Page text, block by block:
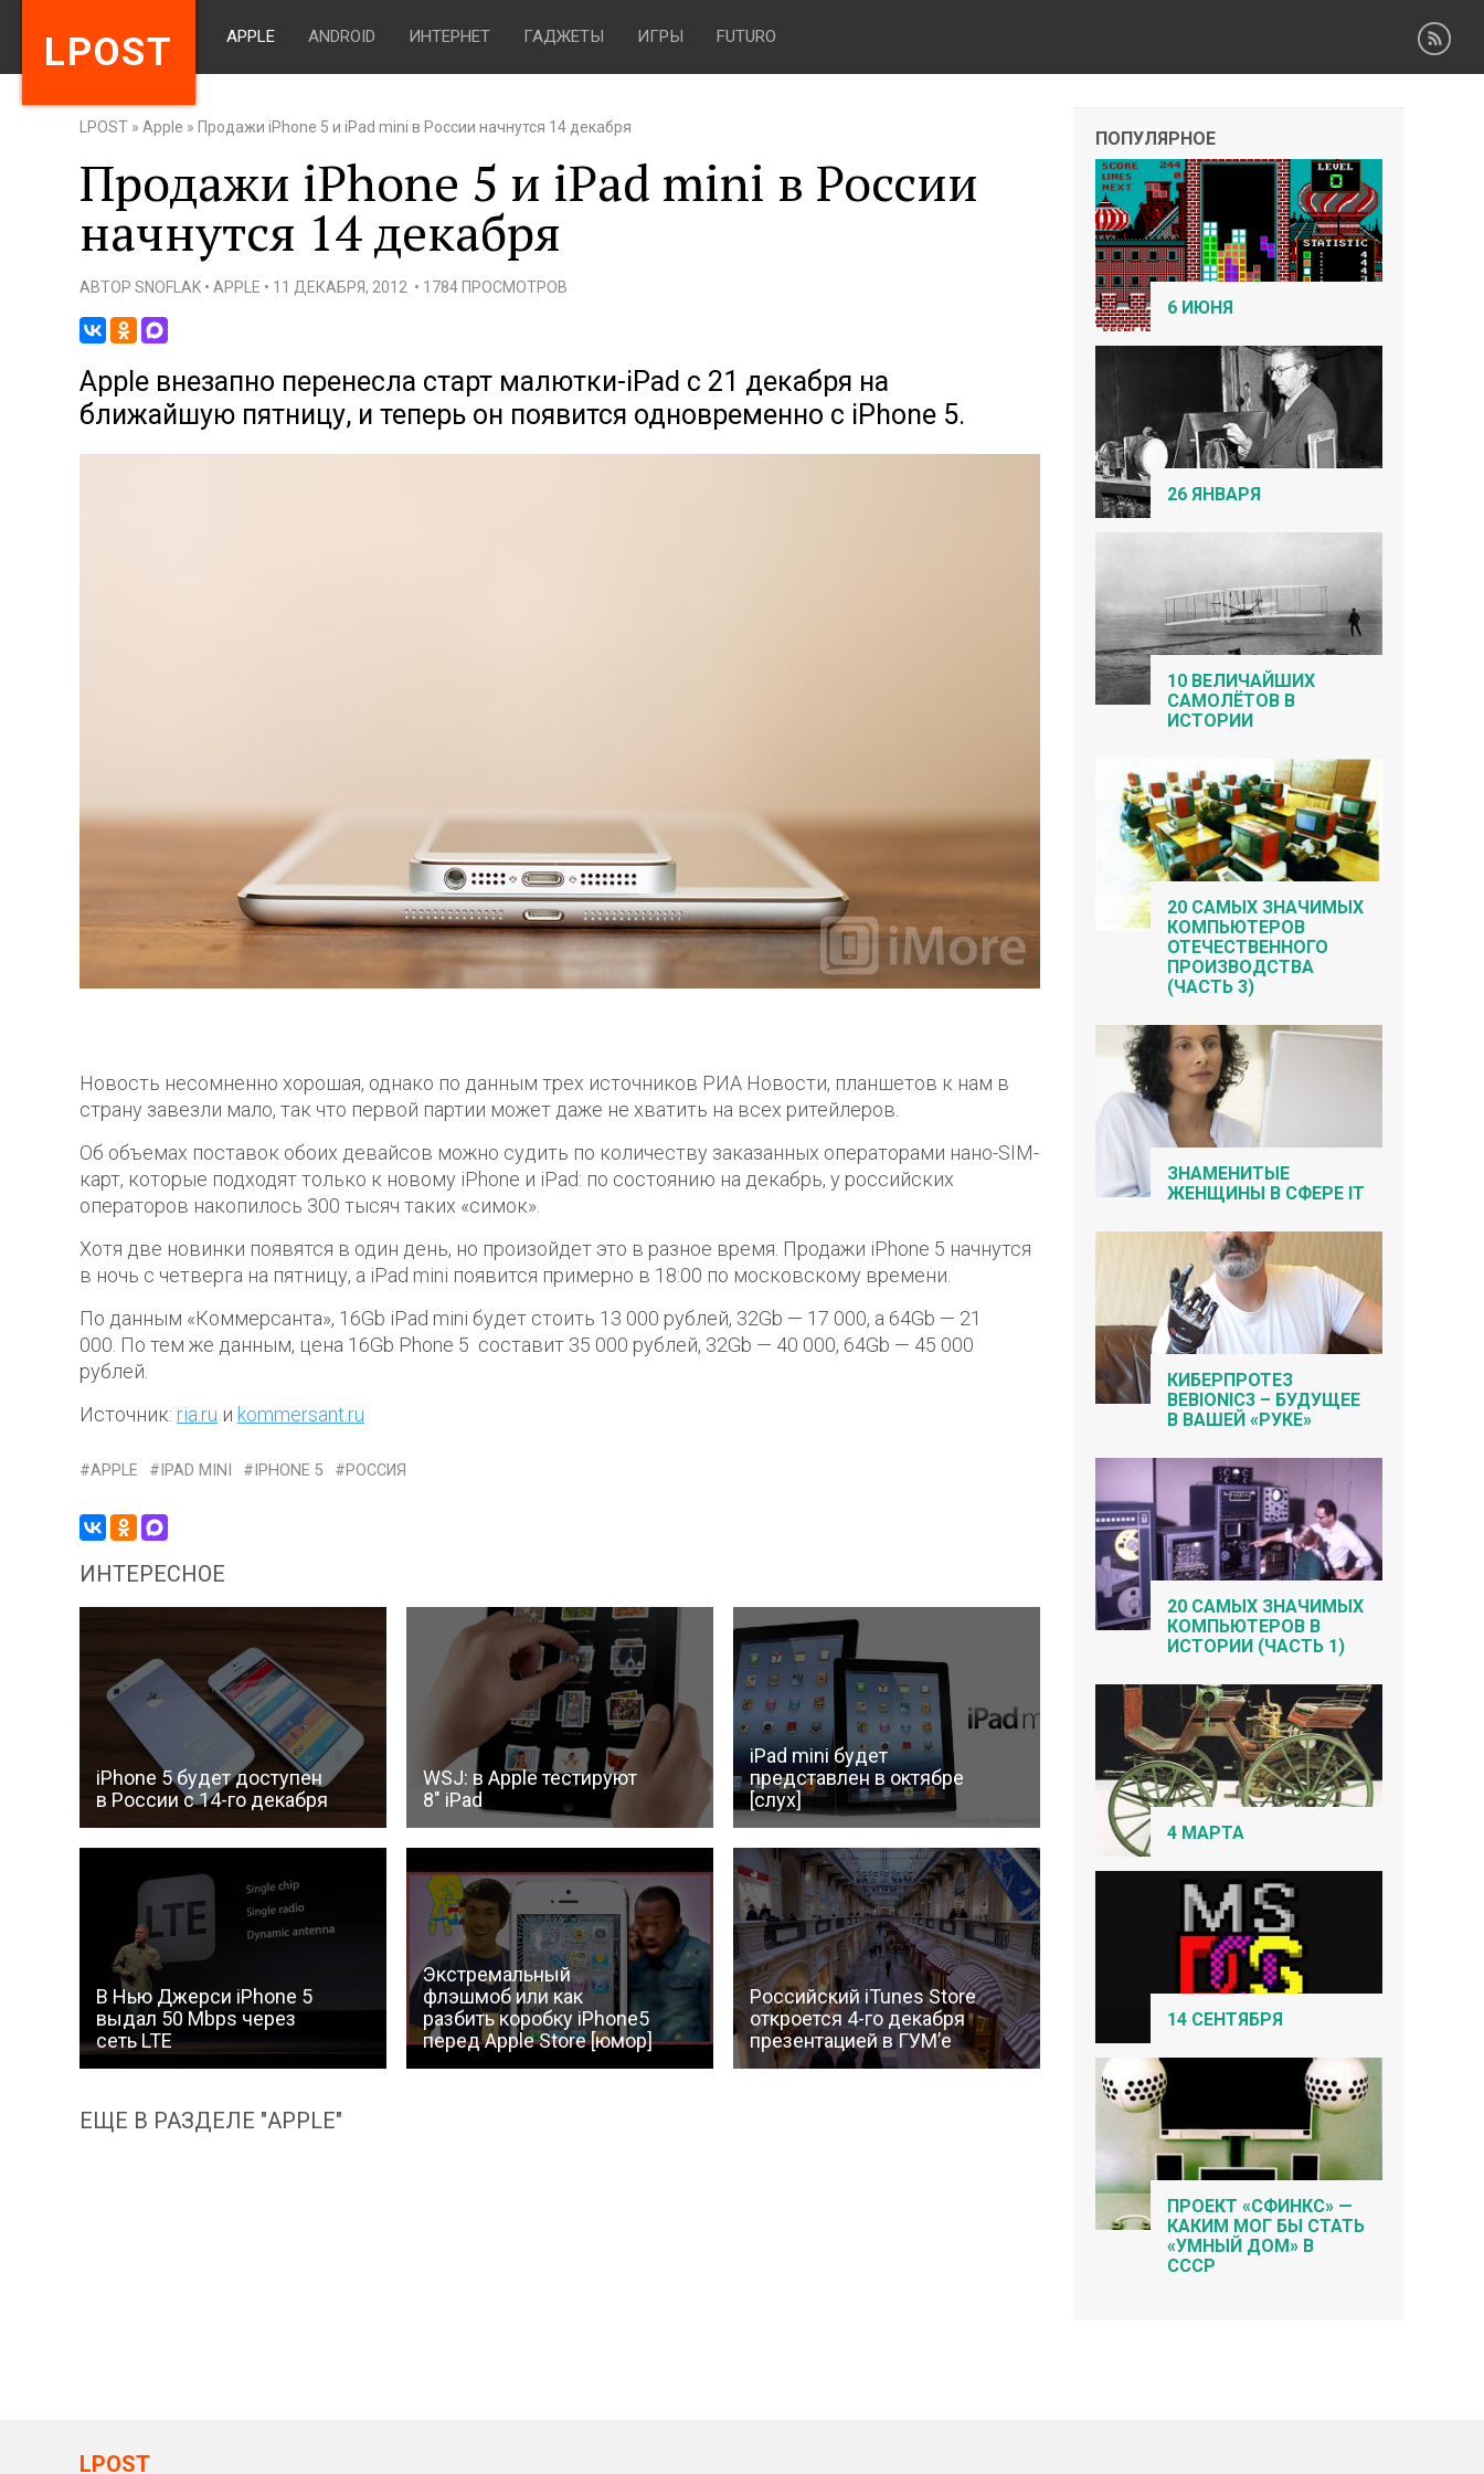
LPOST APPLE ANDROID ИНТЕРНЕТ ГАДЖЕТЫ ИГРЫ FUTURO
LPOST » Apple » Продажи iPhone 5 и iPad mini в России начнутся 14 декабря
Продажи iPhone 5 и iPad mini в России
начнутся 14 декабря
АВТОР SNOFLAK • APPLE • 11 ДЕКАБРЯ, 2012 • 1784 ПРОСМОТРОВ
Apple внезапно перенесла старт малютки-iPad с 21 декабря на
ближайшую пятницу, и теперь он появится одновременно с iPhone 5.
Новость несомненно хорошая, однако по данным трех источников РИА Новости, планшетов к нам в
страну завезли мало, так что первой партии может даже не хватить на всех ритейлеров.
Об объемах поставок обоих девайсов можно судить по количеству заказанных операторами нано-SIM-
карт, которые подходят только к новому iPhone и iPad: по состоянию на декабрь, у российских
операторов накопилось 300 тысяч таких «симок».
Хотя две новинки появятся в один день, но произойдет это в разное время. Продажи iPhone 5 начнутся
в ночь с четверга на пятницу, а iPad mini появится примерно в 18:00 по московскому времени.
По данным «Коммерсанта», 16Gb iPad mini будет стоить 13 000 рублей, 32Gb — 17 000, а 64Gb — 21
000. По тем же данным, цена 16Gb Phone 5 составит 35 000 рублей, 32Gb — 40 000, 64Gb — 45 000
рублей.
Источник: ria.ru и kommersant.ru
APPLE IPAD MINI IPHONE 5 РОССИЯ
ИНТЕРЕСНОЕ
iPhone 5 будет доступен
в России с 14-го декабря
WSJ: в Apple тестируют
8″ iPad
iPad mini будет
представлен в октябре
[слух]
В Нью Джерси iPhone 5
выдал 50 Mbps через
сеть LTE
Экстремальный
флэшмоб или как
разбить коробку iPhone5
перед Apple Store [юмор]
Российский iTunes Store
откроется 4-го декабря
презентацией в ГУМ’е
ЕЩЕ В РАЗДЕЛЕ "APPLE"
ПОПУЛЯРНОЕ
6 ИЮНЯ
26 ЯНВАРЯ
10 ВЕЛИЧАЙШИХ
САМОЛЁТОВ В
ИСТОРИИ
20 САМЫХ ЗНАЧИМЫХ
КОМПЬЮТЕРОВ
ОТЕЧЕСТВЕННОГО
ПРОИЗВОДСТВА
(ЧАСТЬ 3)
ЗНАМЕНИТЫЕ
ЖЕНЩИНЫ В СФЕРЕ IT
КИБЕРПРОТЕЗ
BEBIONIC3 – БУДУЩЕЕ
В ВАШЕЙ «РУКЕ»
20 САМЫХ ЗНАЧИМЫХ
КОМПЬЮТЕРОВ В
ИСТОРИИ (ЧАСТЬ 1)
4 МАРТА
14 СЕНТЯБРЯ
ПРОЕКТ «СФИНКС» —
КАКИМ МОГ БЫ СТАТЬ
«УМНЫЙ ДОМ» В
СССР
LPOST